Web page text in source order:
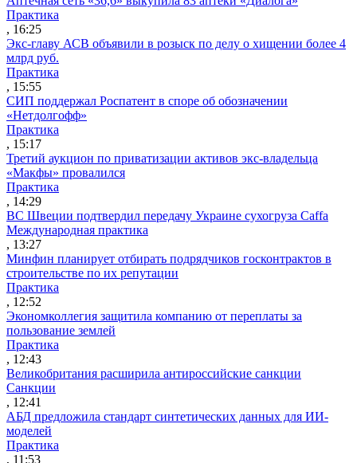
Практика
, 16:25
Экс-главу АСВ объявили в розыск по делу о хищении более 4
млрд руб.
Практика
, 15:55
СИП поддержал Роспатент в споре об обозначении
«Нетдолгофф»
Практика
, 15:17
Третий аукцион по приватизации активов экс-владельца
«Макфы» провалился
Практика
, 14:29
ВС Швеции подтвердил передачу Украине сухогруза Caffa
Международная практика
, 13:27
Минфин планирует отбирать подрядчиков госконтрактов в
строительстве по их репутации
Практика
, 12:52
Экономколлегия защитила компанию от переплаты за
пользование землей
Практика
, 12:43
Великобритания расширила антироссийские санкции
Санкции
, 12:41
АБД предложила стандарт синтетических данных для ИИ-
моделей
Практика
, 11:53